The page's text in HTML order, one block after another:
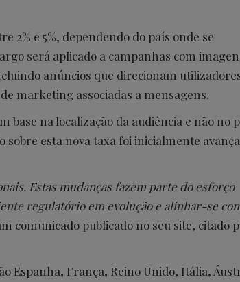
2% e 5%, dependendo do país onde se
será aplicado a campanhas com
anúncios que direcionam
marketing associadas a mensagens.
base na localização da audiência e não no
sobre esta nova taxa foi inicialmente
Estas mudanças fazem parte do esforço
regulatório em evolução e alinhar-se
comunicado publicado no seu site, citado
Espanha, França, Reino Unido, Itália,